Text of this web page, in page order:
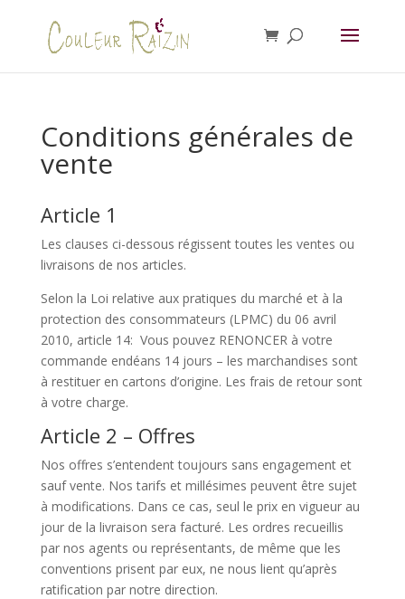
Conditions générales de
vente
Article 1
Les clauses ci-dessous régissent toutes les ventes ou
livraisons de nos articles.
Selon la Loi relative aux pratiques du marché et à la
protection des consommateurs (LPMC) du 06 avril
2010, article 14: Vous pouvez RENONCER à votre
commande endéans 14 jours – les marchandises sont
à restituer en cartons d’origine. Les frais de retour sont
à votre charge.
Article 2 – Offres
Nos offres s’entendent toujours sans engagement et
sauf vente. Nos tarifs et millésimes peuvent être sujet
à modifications. Dans ce cas, seul le prix en vigueur au
jour de la livraison sera facturé. Les ordres recueillis
par nos agents ou représentants, de même que les
conventions prisent par eux, ne nous lient qu’après
ratification par notre direction.